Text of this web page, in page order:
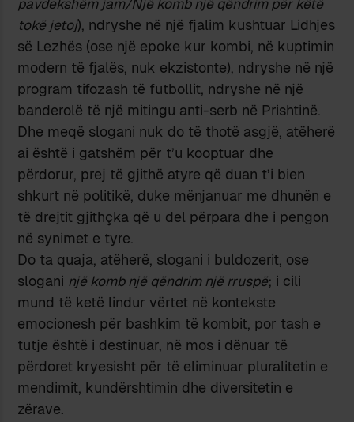
tokë jetoj), ndryshe në një fjalim kushtuar Lidhjes
së Lezhës (ose një epoke kur kombi, në kuptimin
modern të fjalës, nuk ekzistonte), ndryshe në një
program tifozash të futbollit, ndryshe në një
banderolë të një mitingu anti-serb në Prishtinë.
Dhe meqë slogani nuk do të thotë asgjë, atëherë
ai është i gatshëm për t’u kooptuar dhe
përdorur, prej të gjithë atyre që duan t’i bien
shkurt në politikë, duke mënjanuar me dhunën e
të drejtit gjithçka që u del përpara dhe i pengon
në synimet e tyre.
Do ta quaja, atëherë, slogani i buldozerit, ose
slogani një komb një qëndrim një rruspë; i cili
mund të ketë lindur vërtet në kontekste
emocionesh për bashkim të kombit, por tash e
tutje është i destinuar, në mos i dënuar të
përdoret kryesisht për të eliminuar pluralitetin e
mendimit, kundërshtimin dhe diversitetin e
zërave.